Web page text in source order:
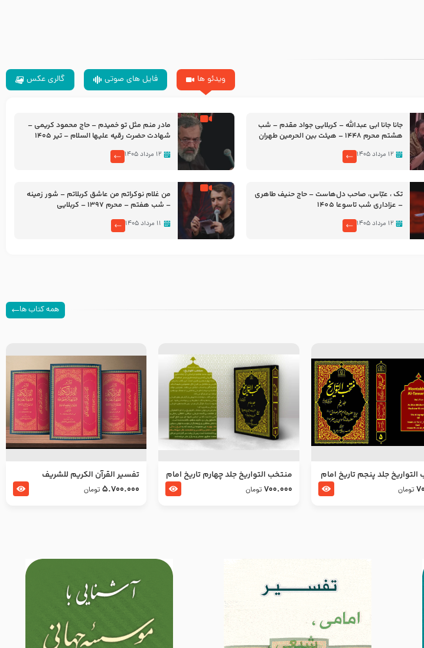
ویدئو ها فایل های صوتی گالری عکس
جانا جانا ابی عبدالله – کربلایی جواد مقدم – شب
هشتم محرم 1448 – هیئت بین الحرمین طهران
۱۲ مرداد ۱۴۰۵
مادر منم مثل تو خمیدم – حاج محمود کریمی –
شهادت حضرت رقیه علیها السلام – تیر ۱۴۰۵
۱۲ مرداد ۱۴۰۵
تک ، عبّاس، صاحب دل‌هاست – حاج حنیف طاهری
– عزاداری شب تاسوعا 1405
۱۲ مرداد ۱۴۰۵
من غلام نوکراتم من عاشق کربلاتم – شور زمینه
– شب هفتم – محرم 1397 – کربلایی
۱۱ مرداد ۱۴۰۵
همه کتاب ها
جلد پنجم تاریخ امام
و امام موسی بن جعفرتومان
منتخب التواریخ جلد چهارم تاریخ امام
زین العابدین و امام محمد باقر
700.000 تومان
تفسير القرآن الكريم للشريف
المرتضي قدس سرّه
5.700.000 تومان